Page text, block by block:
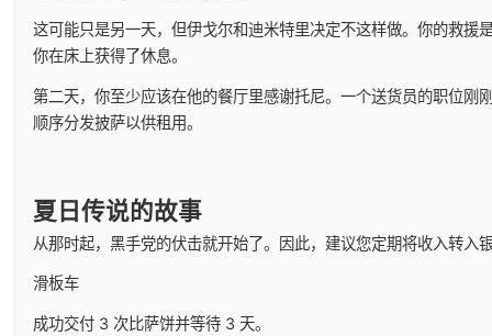
这可能只是另一天，但伊戈尔和迪米特里决定不这样做。你的救援
你在床上获得了休息。
第二天，你至少应该在他的餐厅里感谢托尼。一个送货员的职位
顺序分发披萨以供租用。
夏日传说的故事
从那时起，黑手党的伏击就开始了。因此，建议您定期将收入转入
滑板车
成功交付 3 次比萨饼并等待 3 天。